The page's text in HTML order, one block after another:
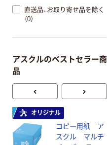
直送品、お取り寄せ品を除く
（0）
アスクルのベストセラー商
品
オリジナル
コピー用紙 ア
スクル マルチ